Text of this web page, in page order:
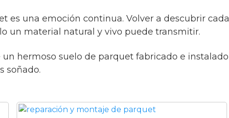
es una emoción continua. Volver a descubrir cada
un material natural y vivo puede transmitir.
hermoso suelo de parquet fabricado e instalado
soñado.